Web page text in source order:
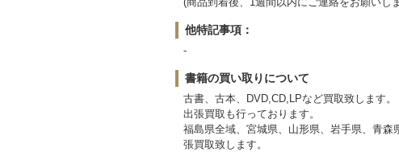
他特記事項：
-
書籍の買い取りについて
古書、古本、DVD,CD,LPなど買取致します。
出張買取も行っております。
福島県全域、宮城県、山形県、岩手県、青
張買取致します。